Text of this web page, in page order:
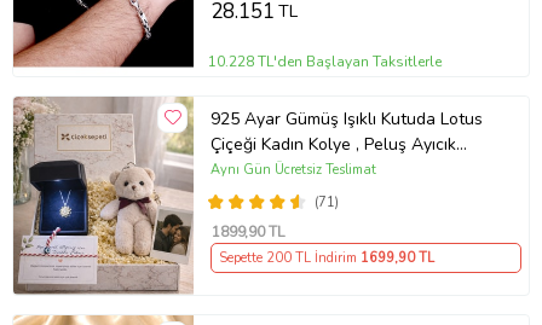
28.151TL
10.228 TL'den Başlayan Taksitlerle
925 Ayar Gümüş Işıklı Kutuda Lotus
Çiçeği Kadın Kolye , Peluş Ayıcık
Anahtarlık Marteniçka Bileklik,
Polaroid Fotoğraf Hediye
(71)
Aynı Gün Ücretsiz Teslimat
1899,90 TL
Sepette 200 TL İndirim 1699,90 TL